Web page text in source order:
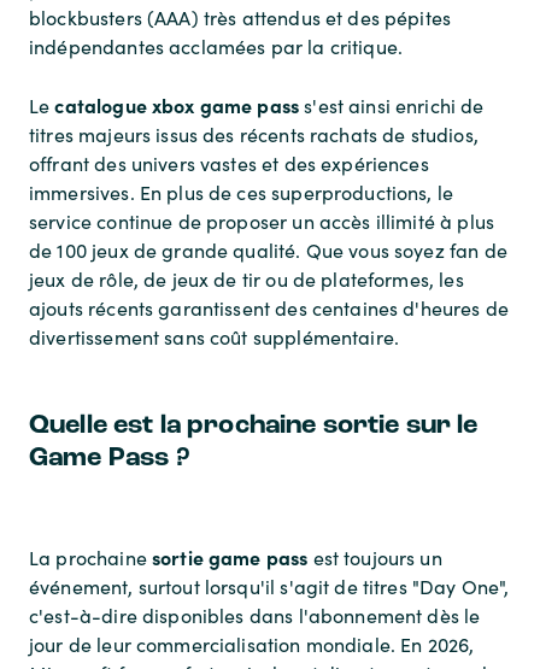
blockbusters (AAA) très attendus et des pépites
indépendantes acclamées par la critique.
Lecatalogue xbox game passs'est ainsi enrichi de
titres majeurs issus des récents rachats de studios,
offrant des univers vastes et des expériences
immersives. En plus de ces superproductions, le
service continue de proposer un accès illimité à plus
de 100 jeux de grande qualité. Que vous soyez fan de
jeux de rôle, de jeux de tir ou de plateformes, les
ajouts récents garantissent des centaines d'heures de
divertissement sans coût supplémentaire.
Quelle est la prochaine sortie sur le
Game Pass ?
La prochainesortie game pass est toujours un
événement, surtout lorsqu'il s'agit de titres "Day One",
c'est-à-dire disponibles dans l'abonnement dès le
jour de leur commercialisation mondiale. En 2026,